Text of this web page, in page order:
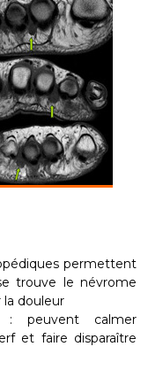
permettent
trouve le névrome
douleur
: peuvent calmer
et faire disparaître